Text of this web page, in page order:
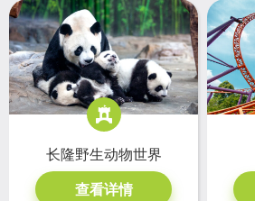
长隆野生动物世界
查看详情